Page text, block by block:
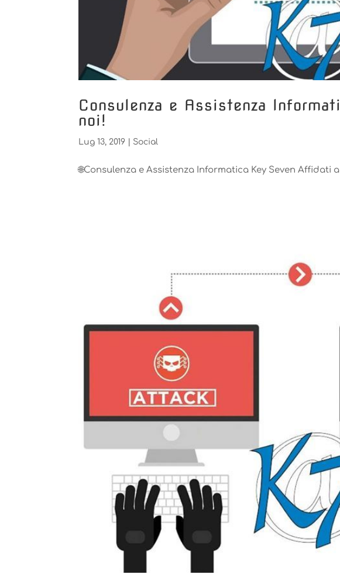
Consulenza e Assistenza
noi!
Lug 13, 2019 Social
🌐Consulenza e Assistenza Informatica Key Seven Affidati a